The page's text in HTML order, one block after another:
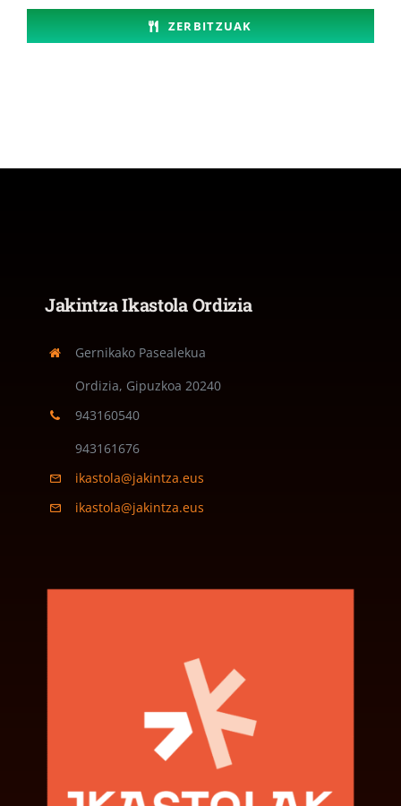
ZERBITZUAK
Jakintza Ikastola Ordizia
Gernikako Pasealekua
Ordizia, Gipuzkoa 20240
943160540
943161676
ikastola@jakintza.eus
ikastola@jakintza.eus